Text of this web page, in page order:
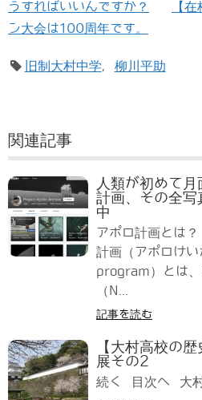
うすればいいんですか？
【
ン大会は100周年です。
旧制大村中学, 柳川平助
関連記事
人類が初めて
計画、その全写
中
アポロ計画とは
計画（アポロけ
program）とは
（N...
記事を読む
【大村高校の
展その2
続く 目次へ 大